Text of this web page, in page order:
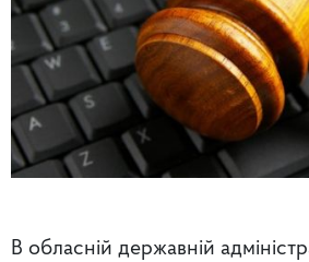
В обласній державній